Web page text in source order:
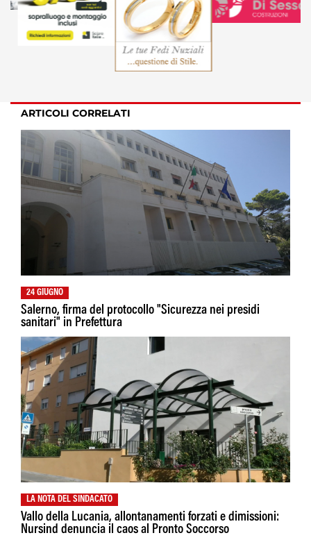
ARTICOLI CORRELATI
24 GIUGNO
Salerno, firma del protocollo "Sicurezza nei presidi
sanitari" in Prefettura
LA NOTA DEL SINDACATO
Vallo della Lucania, allontanamenti forzati e dimissioni:
Nursind denuncia il caos al Pronto Soccorso